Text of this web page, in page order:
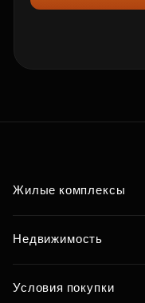
Жилые комплексы
Недвижимость
Условия покупки